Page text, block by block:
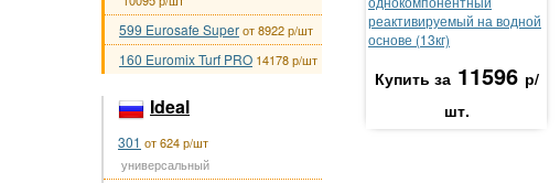
599 Eurosafe Superот 8922 р/шт
160 Euromix Turf PRO 14178 р/шт
Ideal
301 от 624 р/шт
универсальный
реактивируемый на водной
основе (13кг)
Купить за 11596 р/
шт.